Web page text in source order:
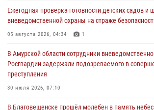
Ежегодная проверка готовности детских садов и
вневедомственной охраны на страже
05 августа 2026, 04:34 1
В Амурской области сотрудники
Росгвардии задержали подозреваемого в
преступления
30 июля 2026, 07:10
В Благовещенске прошёл молебен в память